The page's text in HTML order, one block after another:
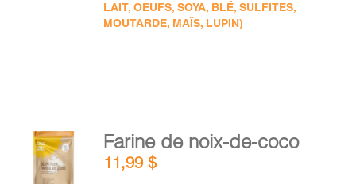
LAIT, OEUFS, SOYA, BLÉ, SULFITES,
MOUTARDE, MAÏS, LUPIN)
AJOUTER
AU
PANIER
Farine de noix-de-coco
11,99$